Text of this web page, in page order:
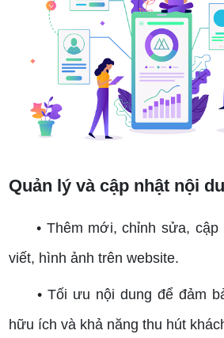
Quản lý và cập nhật nội
• Thêm mới, chỉnh sửa, cập
viết, hình ảnh trên website.
• Tối ưu nội dung để đảm
hữu ích và khả năng thu hút